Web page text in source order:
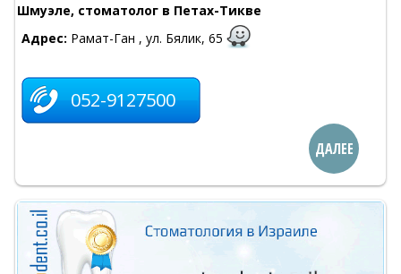
Шмуэле, стоматолог в Петах-Тикве
Адрес: Рамат-Ган , ул. Бялик, 65
052-9127500
ДАЛЕЕ